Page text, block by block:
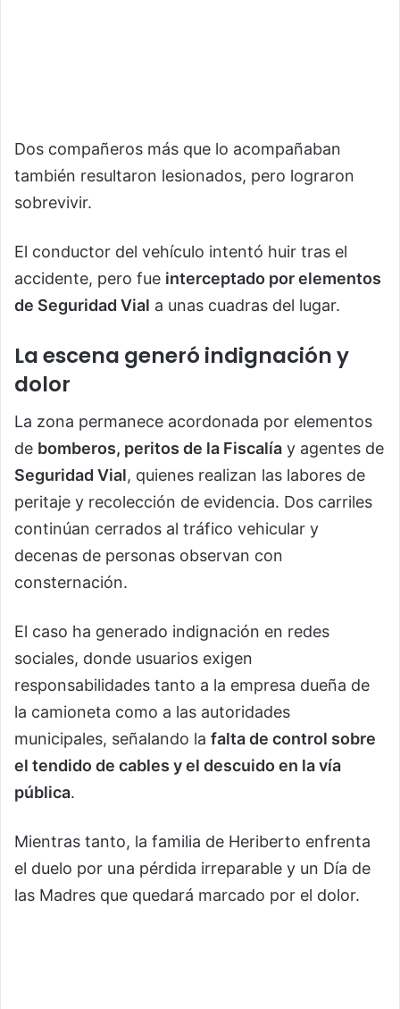
Dos compañeros más que lo acompañaban
también resultaron lesionados, pero lograron
sobrevivir.
El conductor del vehículo intentó huir tras el
accidente, pero fue interceptado por elementos
de Seguridad Vial a unas cuadras del lugar.
La escena generó indignación y
dolor
La zona permanece acordonada por elementos
de bomberos, peritos de la Fiscalía y agentes de
Seguridad Vial, quienes realizan las labores de
peritaje y recolección de evidencia. Dos carriles
continúan cerrados al tráfico vehicular y
decenas de personas observan con
consternación.
El caso ha generado indignación en redes
sociales, donde usuarios exigen
responsabilidades tanto a la empresa dueña de
la camioneta como a las autoridades
municipales, señalando la falta de control sobre
el tendido de cables y el descuido en la vía
pública.
Mientras tanto, la familia de Heriberto enfrenta
el duelo por una pérdida irreparable y un Día de
las Madres que quedará marcado por el dolor.